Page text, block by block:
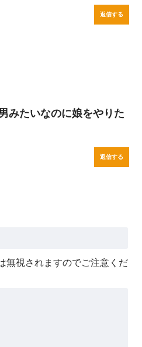
返信する
みたいなのに娘をやりた
返信する
無視されますのでご注意くだ